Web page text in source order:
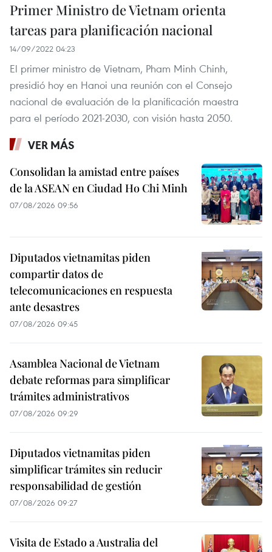
Primer Ministro de Vietnam orienta
tareas para planificación nacional
14/09/2022 04:23
El primer ministro de Vietnam, Pham Minh Chinh,
presidió hoy en Hanoi una reunión con el Consejo
nacional de evaluación de la planificación maestra
para el período 2021-2030, con visión hasta 2050.
VER MÁS
Consolidan la amistad entre países
de la ASEAN en Ciudad Ho Chi Minh
07/08/2026 09:56
Diputados vietnamitas piden
compartir datos de
telecomunicaciones en respuesta
ante desastres
07/08/2026 09:45
Asamblea Nacional de Vietnam
debate reformas para simplificar
trámites administrativos
07/08/2026 09:29
Diputados vietnamitas piden
simplificar trámites sin reducir
responsabilidad de gestión
07/08/2026 09:27
Visita de Estado a Australia del